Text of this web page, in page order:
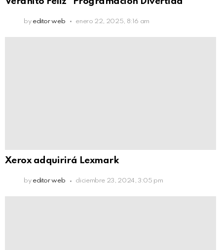
by editor web enero 22, 2025, 8:16 am
Xerox adquirirá Lexmark
by editor web diciembre 23, 2024, 3:05 pm